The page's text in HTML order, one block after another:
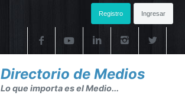
Registro Ingresar
Directorio de Medios
Lo que importa es el Medio...